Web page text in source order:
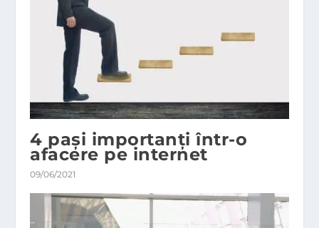
4 paşi importanţi într-o
afacere pe internet
09/06/2021